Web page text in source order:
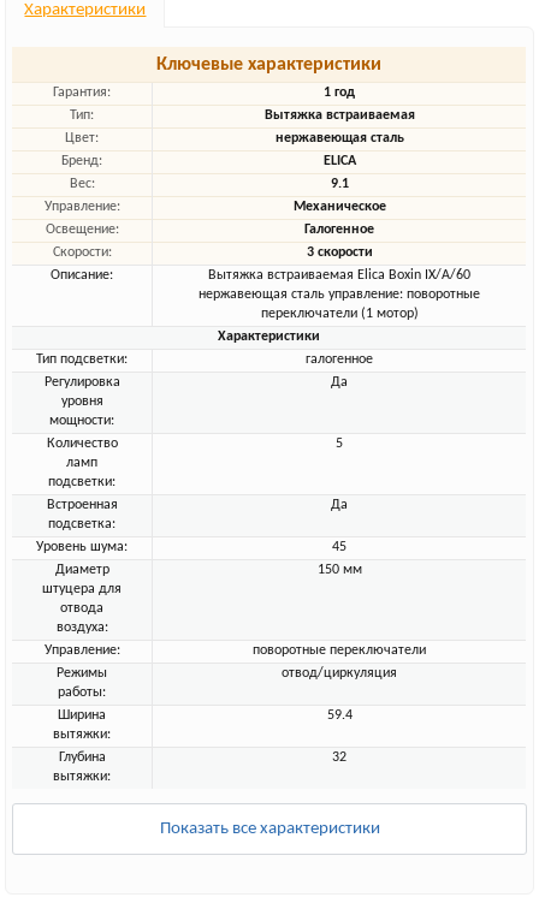
Характеристики
Ключевые характеристики
Гарантия:
1 год
Тип:
Вытяжка встраиваемая
Цвет:
нержавеющая сталь
Бренд:
ELICA
Вес:
9.1
Управление:
Механическое
Освещение:
Галогенное
Скорости:
3 скорости
Описание:
Вытяжка встраиваемая Elica Boxin IX/A/60
нержавеющая сталь управление: поворотные
переключатели (1 мотор)
Характеристики
Тип подсветки:
галогенное
Регулировка
уровня
мощности:
Да
Количество
ламп
подсветки:
5
Встроенная
подсветка:
Да
Уровень шума:
45
Диаметр
штуцера для
отвода
воздуха:
150 мм
Управление:
поворотные переключатели
Режимы
работы:
отвод/циркуляция
Ширина
вытяжки:
59.4
Глубина
вытяжки:
32
Показать все характеристики